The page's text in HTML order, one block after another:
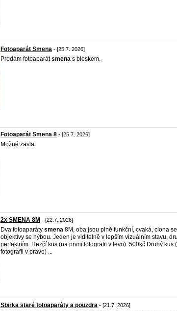
Fotoaparát Smena - [25.7. 2026]
Prodám fotoaparátsmena s bleskem.
Fotoaparát Smena 8 - [25.7. 2026]
Možné zaslat
2x SMENA 8M - [22.7. 2026]
Dva fotoaparáty smena 8M, oba jsou plně funkční, cvaká, clona
objektivy se hýbou. Jeden je viditelně v lepším vizuálním stavu,
perfektním. Hezčí kus (na první fotografii v levo): 500kč Druhý kus
fotografii v pravo) ...
Sbirka staré fotoaparáty a pouzdra - [21.7. 2026]